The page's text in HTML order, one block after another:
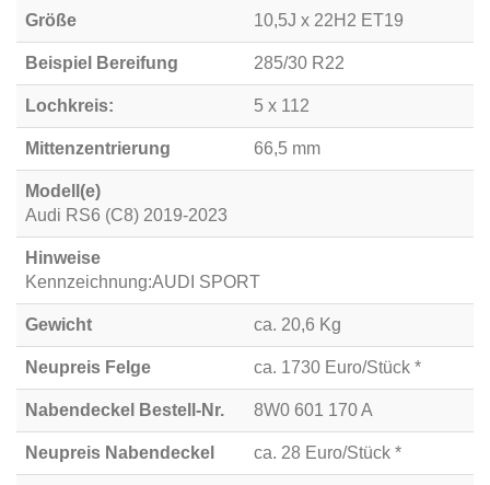
Größe 10,5J x 22H2 ET19
Beispiel Bereifung 285/30 R22
Lochkreis: 5 x 112
Mittenzentrierung 66,5 mm
Modell(e)
Audi RS6 (C8) 2019-2023
Hinweise
Kennzeichnung:AUDI SPORT
Gewicht ca. 20,6 Kg
Neupreis Felge ca. 1730 Euro/Stück *
Nabendeckel Bestell-Nr. 8W0 601 170 A
Neupreis Nabendeckel ca. 28 Euro/Stück *